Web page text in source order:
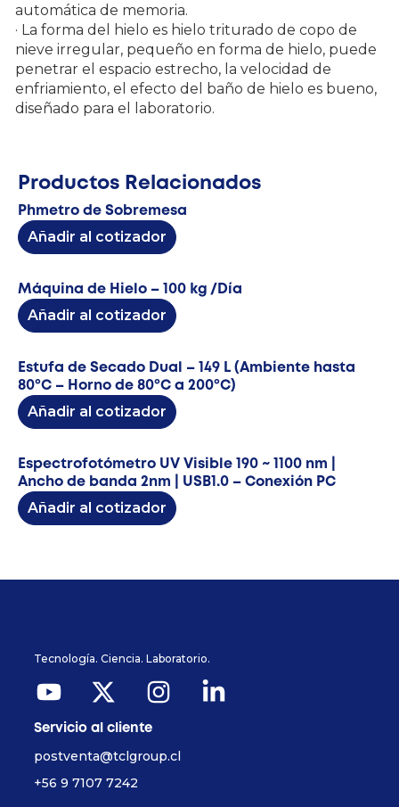
automática de memoria.
· La forma del hielo es hielo triturado de copo de
nieve irregular, pequeño en forma de hielo, puede
penetrar el espacio estrecho, la velocidad de
enfriamiento, el efecto del baño de hielo es bueno,
diseñado para el laboratorio.
Productos Relacionados
Phmetro de Sobremesa
Añadir al cotizador
Máquina de Hielo – 100 kg /Día
Añadir al cotizador
Estufa de Secado Dual – 149 L (Ambiente hasta
80ºC – Horno de 80ºC a 200ºC)
Añadir al cotizador
Espectrofotómetro UV Visible 190 ~ 1100 nm |
Ancho de banda 2nm | USB1.0 – Conexión PC
Añadir al cotizador
Tecnología. Ciencia. Laboratorio.
Servicio al cliente
postventa@tclgroup.cl
+56 9 7107 7242